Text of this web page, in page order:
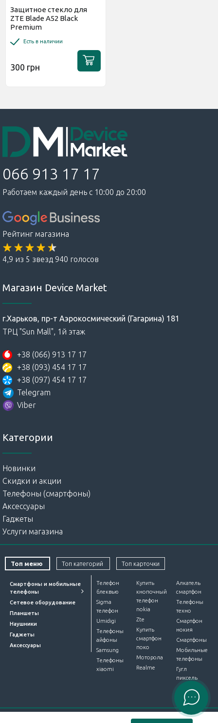
Защитное стекло для
ZTE Blade A52 Black
Premium
Есть в наличии
300 грн
066 913 17 17
Работаем каждый день с 10:00 до 20:00
Рейтинг магазина
4,9 из 5 звезд 940 голосов
Магазин Device Market
г.Харьков, пр-т Аэрокосмический (Гагарина) 181
ТРЦ "Sun Mall", 1й этаж
+38 (066) 913 17 17
+38 (093) 454 17 17
+38 (097) 454 17 17
Telegram
Viber
Категории
Новинки
Скидки и акции
Телефоны (смартфоны)
Аксессуары
Гаджеты
Услуги магазина
Топ меню Топ категорий Топ карточки
Смартфоны и мобильные
телефоны
Сетевое оборудование
Планшеты
Наушники
Гаджеты
Аксессуары
Телефон
блеквью
Sigma
телефон
Umidigi
Телефоны
айфоны
Samsung
Телефоны
xiaomi
Купить
кнопочный
телефон
nokia
Zte
Купить
смартфон
поко
Моторола
Realme
Алкатель
смартфон
Телефоны
техно
Смартфон
нокия
Смартфоны
Мобильные
телефоны
Гугл
пиксель